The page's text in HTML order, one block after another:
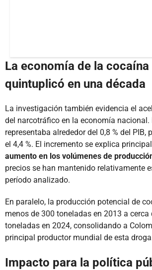
La economía de la cocaína
quintuplicó en una década
La investigación también evidencia el
del narcotráfico en la economía
representaba alrededor del 0,8 % del PIB,
el 4,4 %. El incremento se explica
aumento en los volúmenes de
precios se han mantenido relativamente
período analizado.
En paralelo, la producción potencial de
menos de 300 toneladas en 2013 a cerca
toneladas en 2024, consolidando a
principal productor mundial de esta
Impacto para la política